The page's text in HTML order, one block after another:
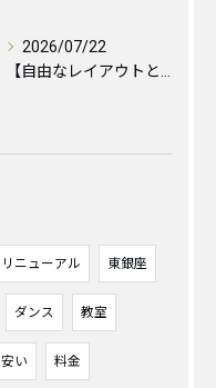
2026/07/22
リニューアル 東銀座
ダンス 教室
安い 料金